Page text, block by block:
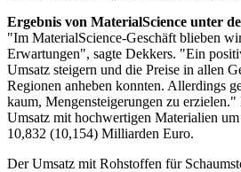
Ergebnis von MaterialScience unter
"Im MaterialScience-Geschäft blieben
Erwartungen", sagte Dekkers. "Ein
Umsatz steigern und die Preise in allen
Regionen anheben konnten. Allerdings
kaum, Mengensteigerungen zu erzielen."
Umsatz mit hochwertigen Materialien
10,832 (10,154) Milliarden Euro.
Der Umsatz mit Rohstoffen für